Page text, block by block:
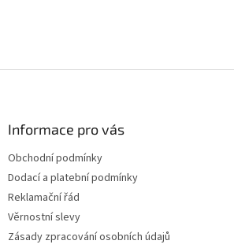
Informace pro vás
Obchodní podmínky
Dodací a platební podmínky
Reklamační řád
Věrnostní slevy
Zásady zpracování osobních údajů